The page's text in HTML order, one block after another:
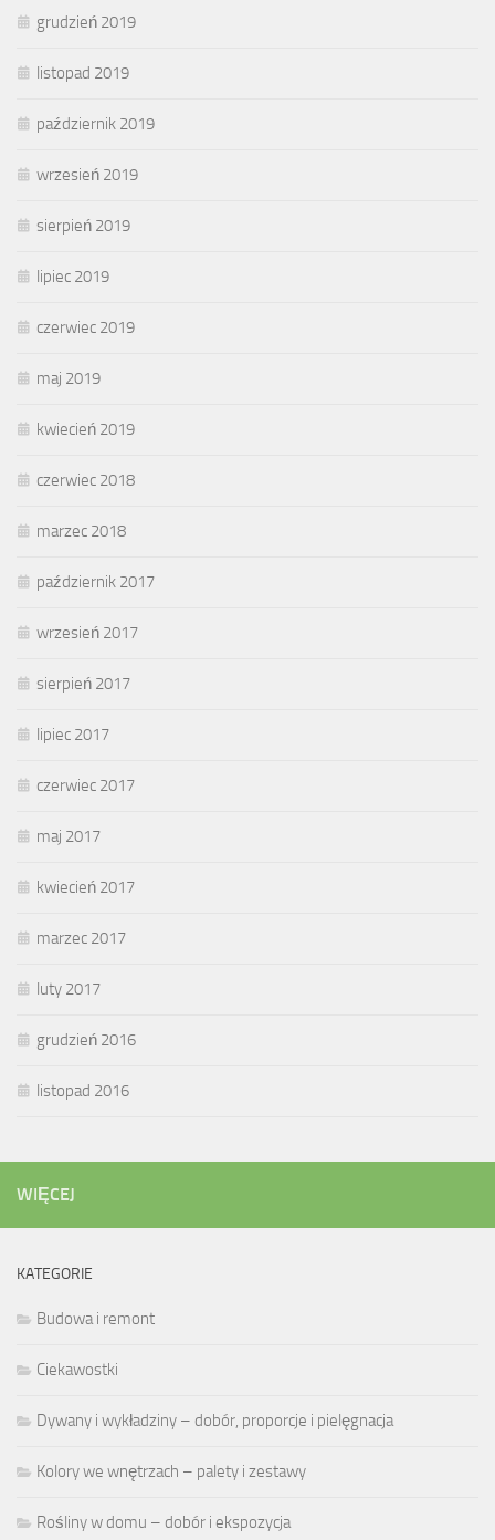
grudzień 2019
listopad 2019
październik 2019
wrzesień 2019
sierpień 2019
lipiec 2019
czerwiec 2019
maj 2019
kwiecień 2019
czerwiec 2018
marzec 2018
październik 2017
wrzesień 2017
sierpień 2017
lipiec 2017
czerwiec 2017
maj 2017
kwiecień 2017
marzec 2017
luty 2017
grudzień 2016
listopad 2016
WIĘCEJ
KATEGORIE
Budowa i remont
Ciekawostki
Dywany i wykładziny – dobór, proporcje i pielęgnacja
Kolory we wnętrzach – palety i zestawy
Rośliny w domu – dobór i ekspozycja